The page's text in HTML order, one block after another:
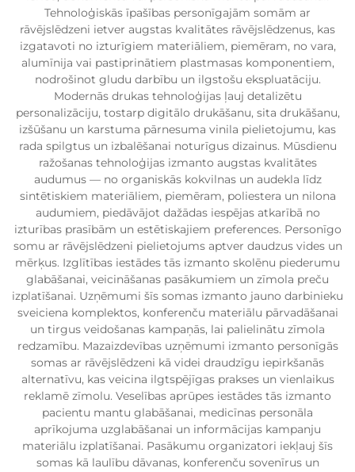
Tehnoloģiskās īpašības personīgajām somām ar
rāvējslēdzeni ietver augstas kvalitātes rāvējslēdzenus, kas
izgatavoti no izturīgiem materiāliem, piemēram, no vara,
alumīnija vai pastiprinātiem plastmasas komponentiem,
nodrošinot gludu darbību un ilgstošu ekspluatāciju.
Modernās drukas tehnoloģijas ļauj detalizētu
personalizāciju, tostarp digitālo drukāšanu, sita drukāšanu,
izšūšanu un karstuma pārnesuma vinila pielietojumu, kas
rada spilgtus un izbalēšanai noturīgus dizainus. Mūsdienu
ražošanas tehnoloģijas izmanto augstas kvalitātes
audumus — no organiskās kokvilnas un audekla līdz
sintētiskiem materiāliem, piemēram, poliestera un nilona
audumiem, piedāvājot dažādas iespējas atkarībā no
izturības prasībām un estētiskajiem preferences. Personīgo
somu ar rāvējslēdzeni pielietojums aptver daudzus vides un
mērķus. Izglītības iestādes tās izmanto skolēnu piederumu
glabāšanai, veicināšanas pasākumiem un zīmola preču
izplatīšanai. Uzņēmumi šīs somas izmanto jauno darbinieku
sveiciena komplektos, konferenču materiālu pārvadāšanai
un tirgus veidošanas kampaņās, lai palielinātu zīmola
redzamību. Mazaizdevības uzņēmumi izmanto personīgās
somas ar rāvējslēdzeni kā videi draudzīgu iepirkšanās
alternatīvu, kas veicina ilgtspējīgas prakses un vienlaikus
reklamē zīmolu. Veselības aprūpes iestādes tās izmanto
pacientu mantu glabāšanai, medicīnas personāla
aprīkojuma uzglabāšanai un informācijas kampanju
materiālu izplatīšanai. Pasākumu organizatori iekļauj šīs
somas kā laulību dāvanas, konferenču sovenīrus un